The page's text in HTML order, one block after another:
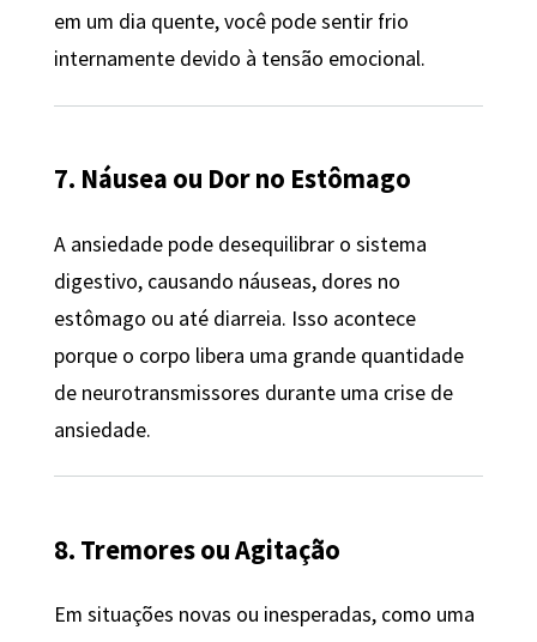
em um dia quente, você pode sentir frio
internamente devido à tensão emocional.
7. Náusea ou Dor no Estômago
A ansiedade pode desequilibrar o sistema
digestivo, causando náuseas, dores no
estômago ou até diarreia. Isso acontece
porque o corpo libera uma grande quantidade
de neurotransmissores durante uma crise de
ansiedade.
8. Tremores ou Agitação
Em situações novas ou inesperadas, como uma